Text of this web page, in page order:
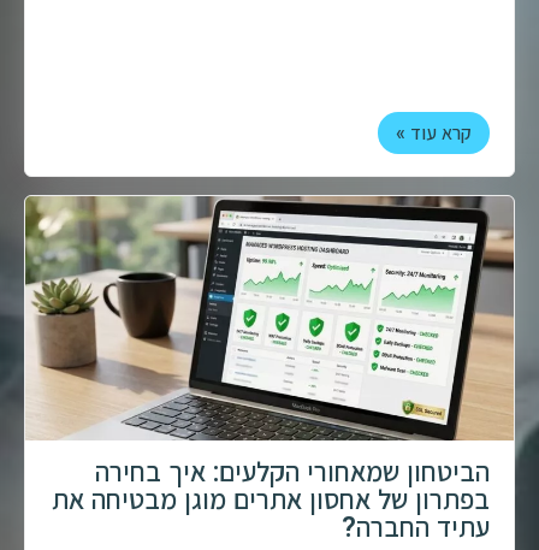
קרא עוד »
הביטחון שמאחורי הקלעים: איך בחירה
בפתרון של אחסון אתרים מוגן מבטיחה את
עתיד החברה?